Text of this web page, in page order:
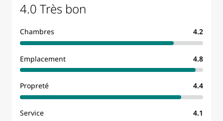
4.0 Très bon
Chambres 4.2
Emplacement 4.8
Propreté 4.4
Service 4.1